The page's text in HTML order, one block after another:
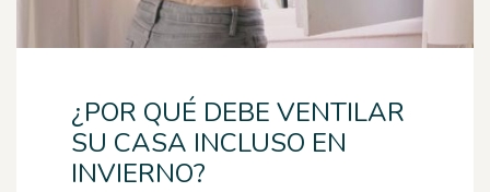
¿POR QUÉ DEBE VENTILAR
SU CASA INCLUSO EN
INVIERNO?